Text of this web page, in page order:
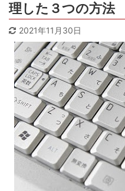
理した３つの方法
2021年11月30日